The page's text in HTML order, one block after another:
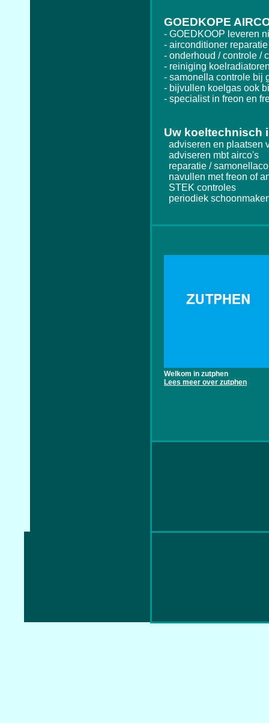
GOEDKOPE
- GOEDKOOP leveren
- airconditioner
- onderhoud / controle /
- reiniging
- samonella controle bij
- bijvullen koelgas ook
- specialist in freon en
Uw koeltechnisch
adviseren en plaatsen
adviseren mbt airco's
reparatie /
navullen met freon of
STEK controles
periodiek
Welkom in zutphen
Lees meer over zutphen